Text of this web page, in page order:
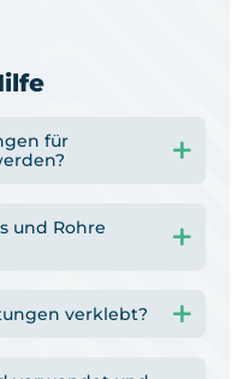
für
und Rohre
verklebt?